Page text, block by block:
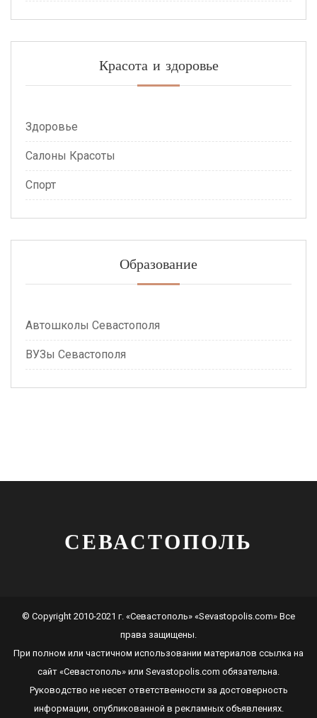
Красота и здоровье
Здоровье
Салоны Красоты
Спорт
Образование
Автошколы Севастополя
ВУЗы Севастополя
СЕВАСТОПОЛЬ
© Copyright 2010-2021 г. «Севастополь» «Sevastopolis.com» Все
права защищены.
При полном или частичном использовании материалов ссылка на
сайт «Севастополь» или Sevastopolis.com обязательна.
Руководство не несет ответственности за достоверность
информации, опубликованной в рекламных объявлениях.